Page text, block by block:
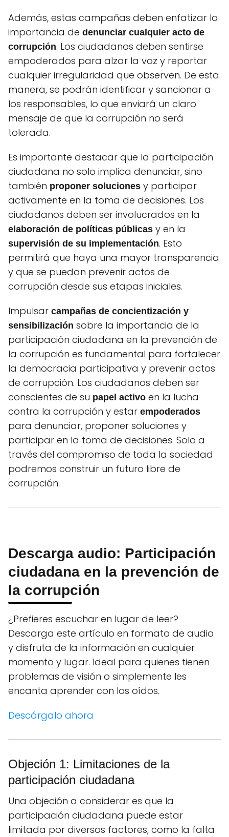
Además, estas campañas deben enfatizar la
importancia de denunciar cualquier acto de
corrupción. Los ciudadanos deben sentirse
empoderados para alzar la voz y reportar
cualquier irregularidad que observen. De esta
manera, se podrán identificar y sancionar a
los responsables, lo que enviará un claro
mensaje de que la corrupción no será
tolerada.
Es importante destacar que la participación
ciudadana no solo implica denunciar, sino
también proponer soluciones y participar
activamente en la toma de decisiones. Los
ciudadanos deben ser involucrados en la
elaboración de políticas públicas y en la
supervisión de su implementación. Esto
permitirá que haya una mayor transparencia
y que se puedan prevenir actos de
corrupción desde sus etapas iniciales.
Impulsar campañas de concientización y
sensibilización sobre la importancia de la
participación ciudadana en la prevención de
la corrupción es fundamental para fortalecer
la democracia participativa y prevenir actos
de corrupción. Los ciudadanos deben ser
conscientes de su papel activo en la lucha
contra la corrupción y estar empoderados
para denunciar, proponer soluciones y
participar en la toma de decisiones. Solo a
través del compromiso de toda la sociedad
podremos construir un futuro libre de
corrupción.
Descarga audio: Participación
ciudadana en la prevención de
la corrupción
¿Prefieres escuchar en lugar de leer?
Descarga este artículo en formato de audio
y disfruta de la información en cualquier
momento y lugar. Ideal para quienes tienen
problemas de visión o simplemente les
encanta aprender con los oídos.
Descárgalo ahora
Objeción 1: Limitaciones de la
participación ciudadana
Una objeción a considerar es que la
participación ciudadana puede estar
limitada por diversos factores, como la falta